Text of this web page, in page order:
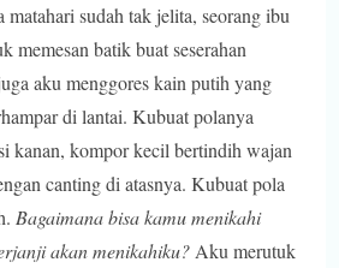
sudah tak jelita, seorang ibu
memesan batik buat seserahan
aku menggores kain putih yang
di lantai. Kubuat polanya
kanan, kompor kecil bertindih wajan
canting di atasnya. Kubuat pola
Bagaimana bisa kamu menikahi
akan menikahiku? Aku merutuk